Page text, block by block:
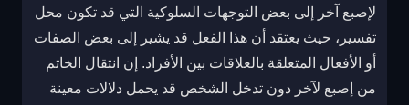
لإصبع آخر إلى بعض التوجهات السلوكية التي قد تكون محل
تفسير، حيث يعتقد أن هذا الفعل قد يشير إلى بعض الصفات
أو الأفعال المتعلقة بالعلاقات بين الأفراد. إن انتقال الخاتم
من إصبع لآخر دون تدخل الشخص قد يحمل دلالات معينة